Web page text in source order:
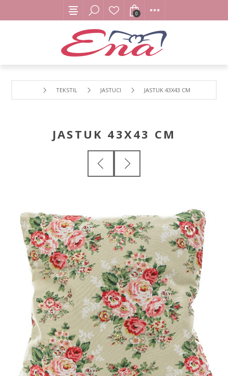
0
TEKSTIL JASTUCI JASTUK 43X43 CM
JASTUK 43X43 CM